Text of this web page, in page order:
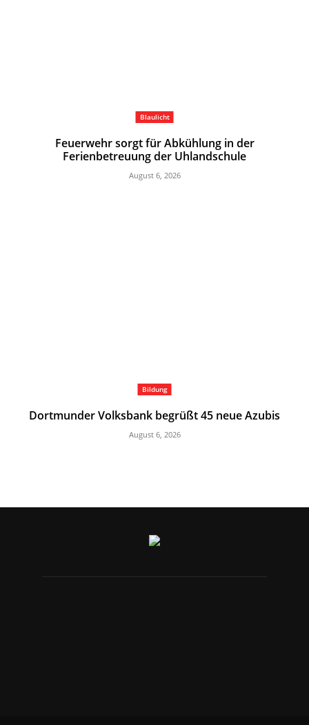
Blaulicht
Feuerwehr sorgt für Abkühlung in der
Ferienbetreuung der Uhlandschule
August 6, 2026
Bildung
Dortmunder Volksbank begrüßt 45 neue Azubis
August 6, 2026